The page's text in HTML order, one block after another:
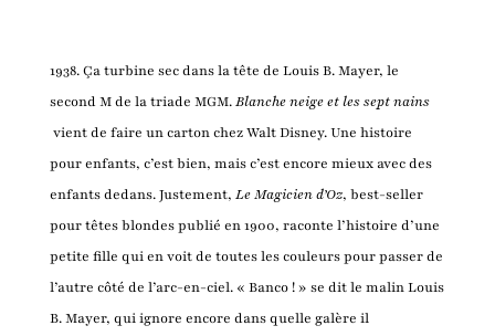
1938. Ça turbine sec dans la tête de Louis B. Mayer, le
second M de la triade MGM.Blanche neige et les sept nains
vient de faire un carton chez Walt Disney. Une histoire
pour enfants, c’est bien, mais c’est encore mieux avec des
enfants dedans. Justement, Le Magicien d’Oz, best-seller
pour têtes blondes publié en 1900, raconte l’histoire d’une
petite fille qui en voit de toutes les couleurs pour passer de
l’autre côté de l’arc-en-ciel. « Banco ! » se dit le malin Louis
B. Mayer, qui ignore encore dans quelle galère il